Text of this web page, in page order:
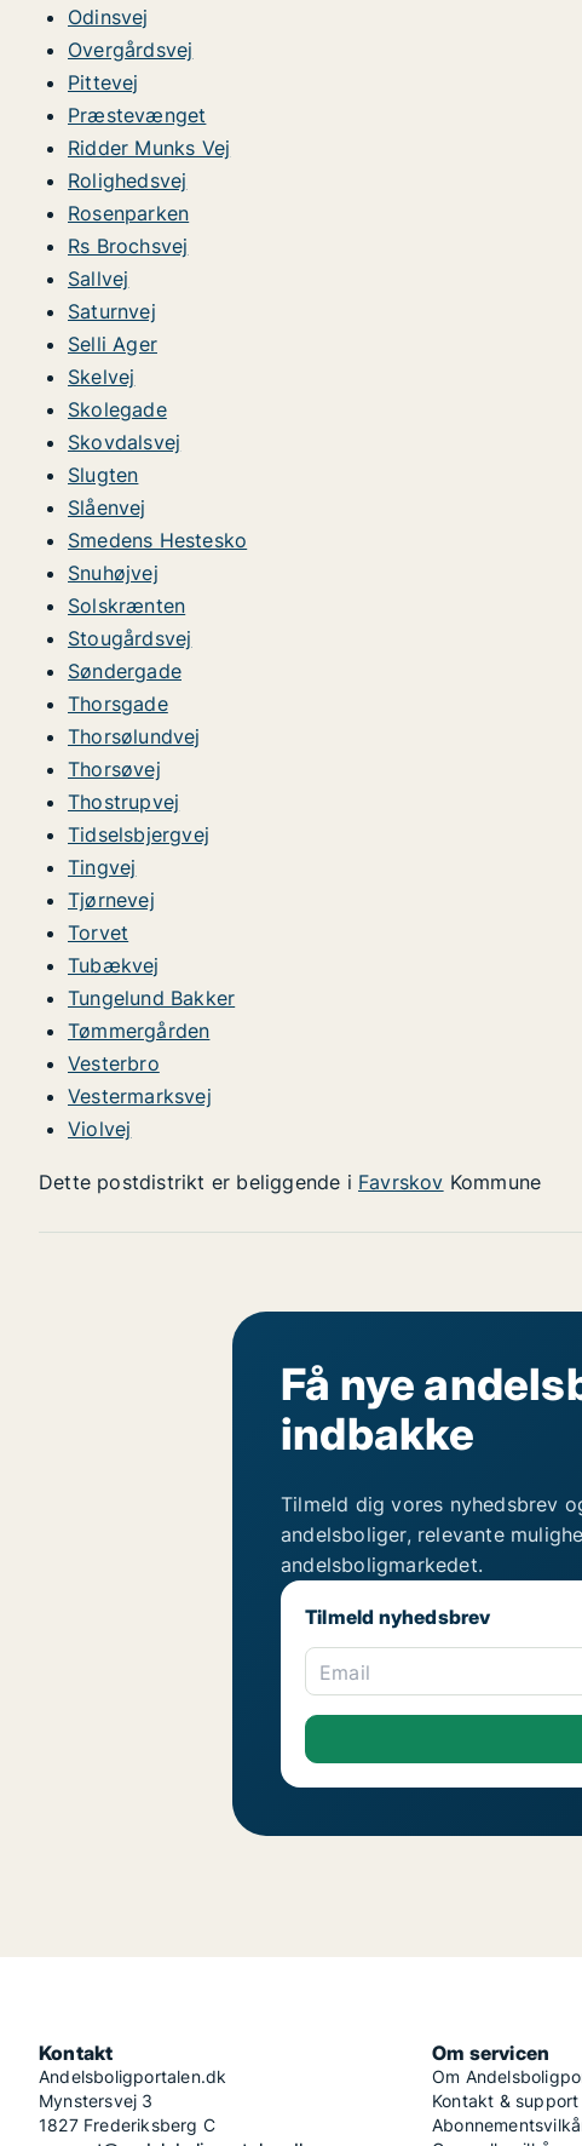
Odinsvej
Overgårdsvej
Pittevej
Præstevænget
Ridder Munks Vej
Rolighedsvej
Rosenparken
Rs Brochsvej
Sallvej
Saturnvej
Selli Ager
Skelvej
Skolegade
Skovdalsvej
Slugten
Slåenvej
Smedens Hestesko
Snuhøjvej
Solskrænten
Stougårdsvej
Søndergade
Thorsgade
Thorsølundvej
Thorsøvej
Thostrupvej
Tidselsbjergvej
Tingvej
Tjørnevej
Torvet
Tubækvej
Tungelund Bakker
Tømmergården
Vesterbro
Vestermarksvej
Violvej
Dette postdistrikt er beliggende i Favrskov Kommune
Få nye
indbakke
Tilmeld dig vores nyhedsbrev
andelsboliger, relevante
andelsboligmarkedet.
Tilmeld nyhedsbrev
Email
Kontakt
Andelsboligportalen.dk
Mynstersvej 3
1827 Frederiksberg C
Om servicen
Om
Kontakt & support